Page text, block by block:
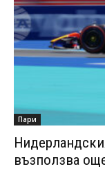
Пари
възползва